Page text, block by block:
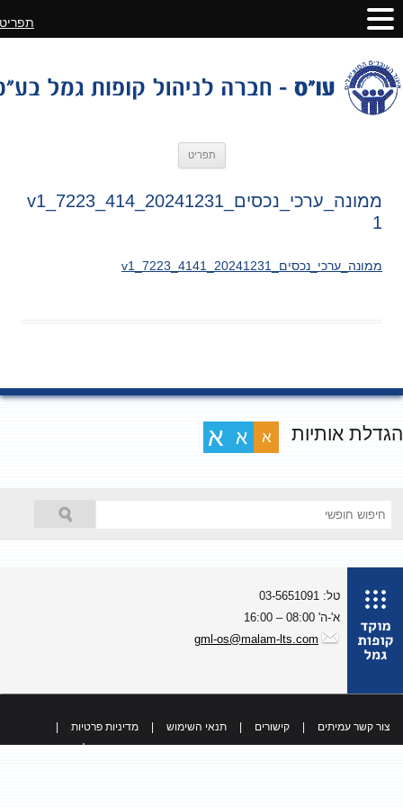
תפריט
ממונה_ערכי_נכסים_20241231_v1_7223_414
1
ממונה_ערכי_נכסים_20241231_v1_7223_4141
אותיות א א א
טל: 03-5651091
א'-ה' 08:00 – 16:00
gml-os@malam-lts.com
צור קשר עמיתים קישורים תנאי השימוש מדיניות פרטיות
כל הזכויות שמורות
תפריט